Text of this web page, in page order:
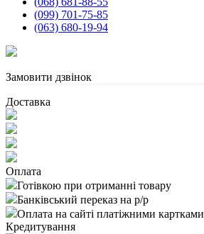
(099) 701-75-85
(063) 680-19-94
Замовити дзвінок
Доставка
Оплата
Готівкою при отриманні товару
Банківський переказ на р/р
Оплата на сайті платіжними картками
Кредитування